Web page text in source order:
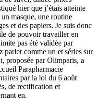
hier que j’étais atteinte
masque, une routine
et des papiers. Je suis donc
de pouvoir travailler en
pas été validée par
parler comme un et séries sur
proposée par Olimparis, a
Parapharmacie
par la loi du 6 août
de rectification et
en.